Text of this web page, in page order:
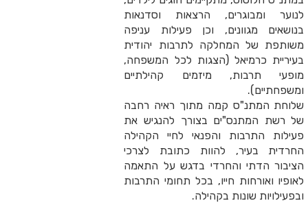
הרצאות וסדנאות
וכן פעילות עניפה
המחלקה לתרבות יהודית
(הצגות לכל המשפחה,
מיזמים קהילתיים
קמה מתוך ראיה רחבה
בצורך להנגיש את
והפנאי לחיי הקהילה
להוות כתובת לצרכי
והחרדי בדגש על התאמה
חייו, בכל תחומי התרבות
שונות בקהילה.